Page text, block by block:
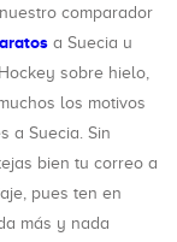
comparador
a Suecia u
sobre hielo,
los motivos
a Suecia. Sin
bien tu correo a
pues ten en
más y nada